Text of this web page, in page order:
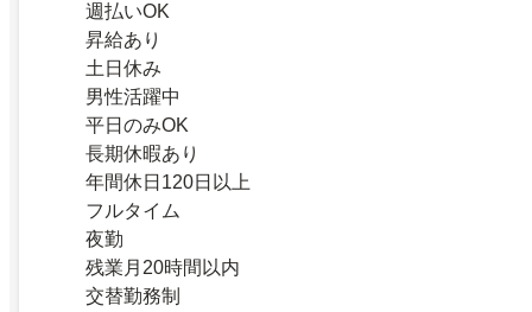
週払いOK
昇給あり
土日休み
男性活躍中
平日のみOK
長期休暇あり
年間休日120日以上
フルタイム
夜勤
残業月20時間以内
交替勤務制